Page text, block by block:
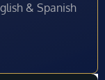
& Spanish